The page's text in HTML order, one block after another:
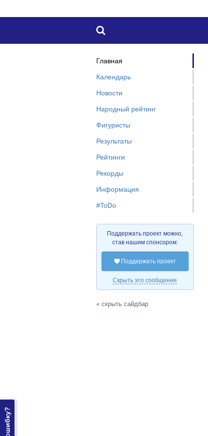

Главная
Календарь
Новости
Народный рейтинг
Фигуристы
Результаты
Рейтинги
Рекорды
Информация
#ToDo
Поддержать проект можно,
став нашим спонсором:
Поддержать проект
Скрыть это сообщение
« скрыть сайдбар